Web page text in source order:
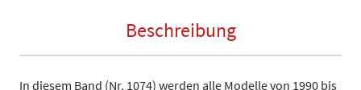
Beschreibung
In diesem Band (Nr. 1074) werden alle Modelle von 1990 bis